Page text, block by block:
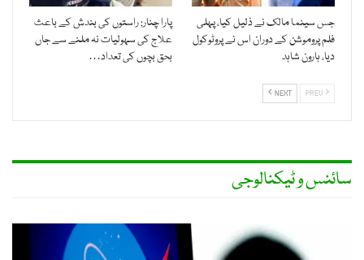
جس سینما مالک نے ذلیل کیا، پہلی
فلم پروموشن کے دوران اس نے پروٹوکول
دیا، ہارون شاہد
پارا چنار: راستوں کی بندش کے باعث
علاج کی سہولیات نہ ملنے سے جاں
بحق بچوں کی تعداد…
NEXT
سائنس و ٹیکنالوجی